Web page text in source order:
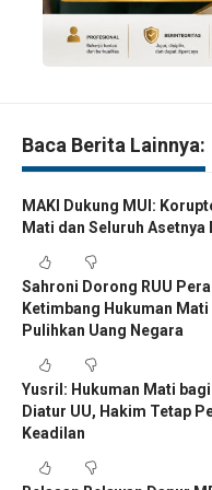
Baca Berita Lainnya:
MAKI Dukung MUI:
Mati dan Seluruh Asetnya
Sahroni Dorong RUU
Ketimbang Hukuman
Pulihkan Uang Negara
Yusril: Hukuman Mati
Diatur UU, Hakim Tetap
Keadilan